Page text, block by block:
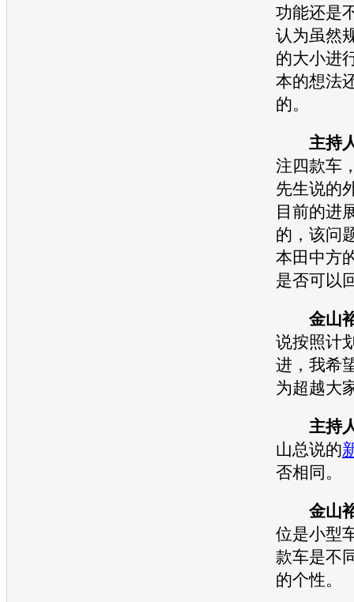
功能还是
认为虽然
的大小进
本的想法
的。
主持
注四款车
先生说的
目前的进
的，该问
本田 中方
是否可以
金山
说按照计
进，我希
为超越大
主持
山总说的
否相同。
金山
位是小型
款车是不
的个性。